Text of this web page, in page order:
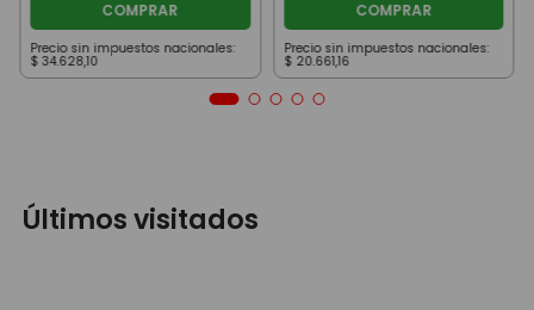
COMPRAR
Precio sin impuestos nacionales:
$ 34.628,10
COMPRAR
Precio sin impuestos nacionales:
$ 20.661,16
Últimos visitados